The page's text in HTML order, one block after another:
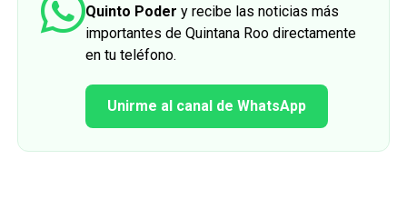
Quinto Poder y recibe las noticias más
importantes de Quintana Roo directamente
en tu teléfono.
Unirme al canal de WhatsApp